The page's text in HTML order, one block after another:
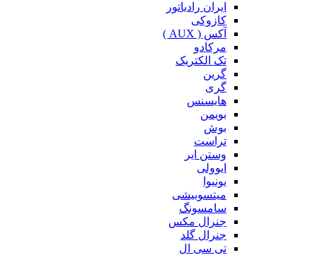
ایران رادیاتور
کازوکی
آکس ( AUX )
مرکادو
تک الکتریک
گرین
گری
هایسنس
بویمن
بوش
تراست
وستن ایر
ایوولی
یونیوا
میتسوبیشی
سامسونگ
جنرال مکس
جنرال گلد
تی سی ال